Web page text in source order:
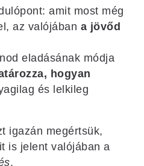
amit most még
az valójában a jövőd
eladásának módja
hogyan
és lelkileg
igazán megértsük,
is jelent valójában a
.